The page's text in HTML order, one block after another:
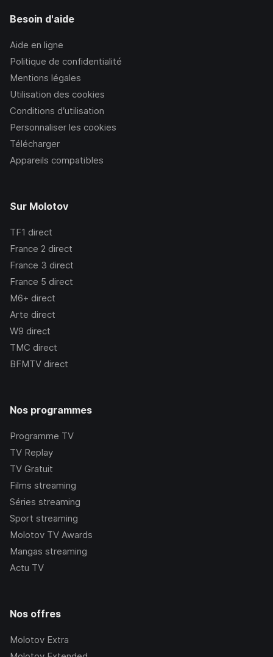
Besoin d'aide
Aide en ligne
Politique de confidentialité
Mentions légales
Utilisation des cookies
Conditions d’utilisation
Personnaliser les cookies
Télécharger
Appareils compatibles
Sur Molotov
TF1 direct
France 2 direct
France 3 direct
France 5 direct
M6+ direct
Arte direct
W9 direct
TMC direct
BFMTV direct
Nos programmes
Programme TV
TV Replay
TV Gratuit
Films streaming
Séries streaming
Sport streaming
Molotov TV Awards
Mangas streaming
Actu TV
Nos offres
Molotov Extra